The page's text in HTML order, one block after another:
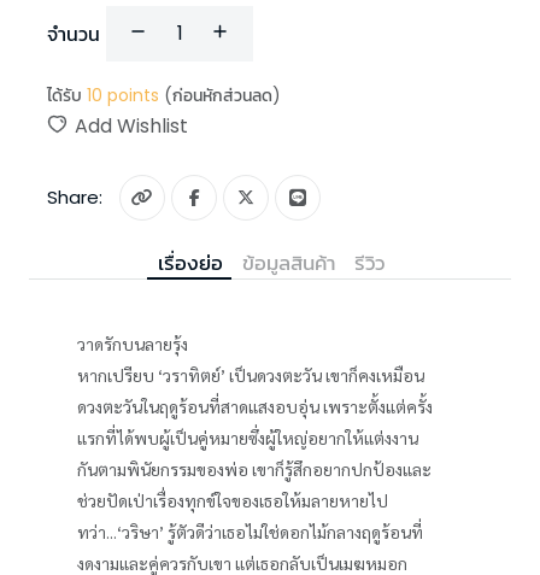
จำนวน
ได้รับ 10 points (ก่อนหักส่วนลด)
Add Wishlist
Share:
เรื่องย่อ ข้อมูลสินค้า รีวิว
วาดรักบนลายรุ้ง
หากเปรียบ ‘วราทิตย์’ เป็นดวงตะวัน เขาก็คงเหมือน
ดวงตะวันในฤดูร้อนที่สาดแสงอบอุ่น เพราะตั้งแต่ครั้ง
แรกที่ได้พบผู้เป็นคู่หมายซึ่งผู้ใหญ่อยากให้แต่งงาน
กันตามพินัยกรรมของพ่อ เขาก็รู้สึกอยากปกป้องและ
ช่วยปัดเป่าเรื่องทุกข์ใจของเธอให้มลายหายไป
ทว่า...‘วริษา’ รู้ตัวดีว่าเธอไม่ใช่ดอกไม้กลางฤดูร้อนที่
งดงามและคู่ควรกับเขา แต่เธอกลับเป็นเมฆหมอก